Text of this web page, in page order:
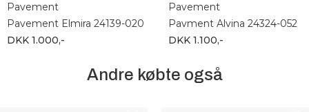
Pavement
Pavement Elmira 24139-020
DKK 1.000,-
Pavement
Pavment Alvina 24324-052
DKK 1.100,-
Andre købte også